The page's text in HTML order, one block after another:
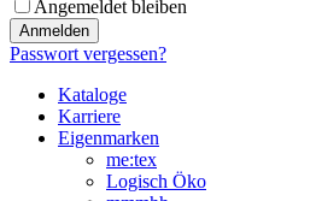
Angemeldet bleiben
Anmelden
Passwort vergessen?
Kataloge
Karriere
Eigenmarken
me:tex
Logisch Öko